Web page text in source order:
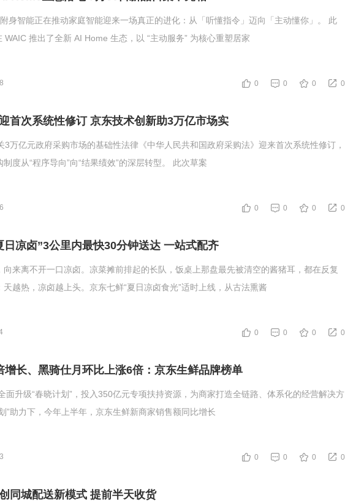
身智能正在推动家庭智能迎来一场真正的进化：从「听懂指令」迈向「主动懂你」。 此
WAIC 推出了全新 AI Home 生态，以 “主动服务” 为核心重塑居家
0 0 0 0
首次系统性修订 京东技术创新助3万亿市场实
3万亿元政府采购市场的基础性法律《中华人民共和国政府采购法》迎来首次系统性修订，
度从“程序导向”向“结果绩效”的深层转型。 此次草案
0 0 0 0
日凉卤”3公里内最快30分钟送达 一站式配齐
向来离不开一口凉卤。凉菜摊前排起的长队，饭桌上那盘最先被清空的酱猪耳，都在反复
天越热，凉卤越上头。京东七鲜“夏日凉卤食光”适时上线，从古法熏酱
0 0 0 0
增长、黑骑仕月环比上涨6倍：京东生鲜品牌榜单
面升级“春晓计划”，投入350亿元专项扶持资源，为商家打造全链路、体系化的经营解决方
”助力下，今年上半年，京东生鲜新商家销售额同比增长
0 0 0 0
同城配送新模式 提前半天收货